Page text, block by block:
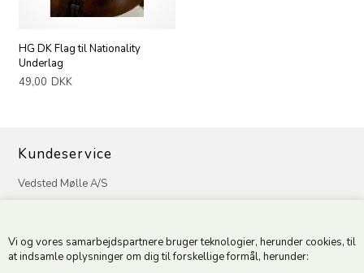
Vi og vores samarbejdspartnere bruger teknologier, herunder cookies, til
at indsamle oplysninger om dig til forskellige formål, herunder:
HG DK Flag til Nationality
Underlag
49,00 DKK
Kundeservice
Vedsted Mølle A/S
CVR 49879415 Mailvedstedmoelle@post.tele.dk